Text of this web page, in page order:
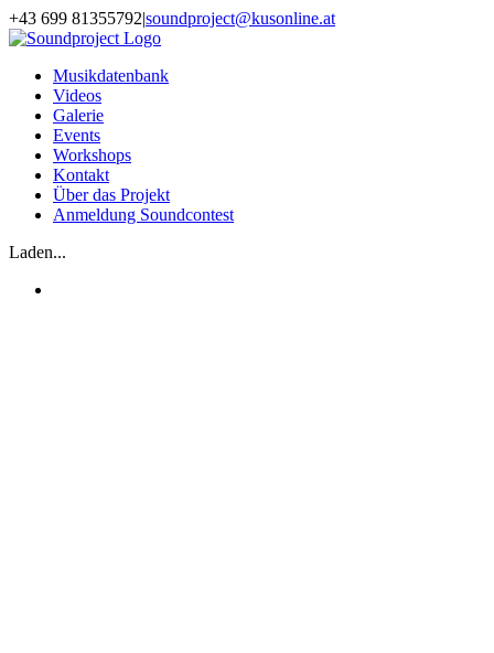
Zum
Inhalt
+43 699 81355792|soundproject@kusonline.at
Facebook
Instagram
YouTube
Musikdatenbank
Videos
Galerie
Events
Workshops
Kontakt
Über das Projekt
Anmeldung Soundcontest
Laden...